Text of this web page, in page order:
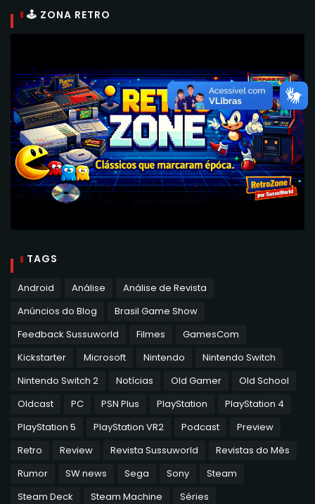
🕹 ZONA RETRO
TAGS
Android Análise
Análise de Revista
Anúncios do Blog
Brasil Game Show
Feedback Sussuworld
Filmes
GamesCom
Kickstarter
Microsoft Nintendo
Nintendo Switch
Nintendo Switch 2
Notícias Old Gamer
Old School
Oldcast
PC PSN Plus PlayStation
PlayStation 4
PlayStation 5
PlayStation VR2 Podcast
Preview
Retro
Review Revista Sussuworld
Revistas do Mês
Rumor
SW news Sega Sony
Steam
Steam Deck
Steam Machine
Séries